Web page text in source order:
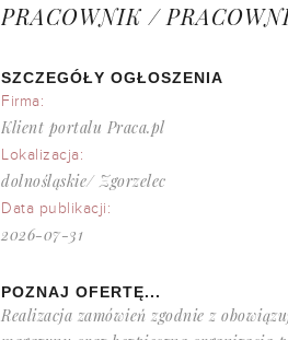
PRACOWNIK /
SZCZEGÓŁY OGŁOSZENIA
Firma:
Klient portalu Praca.pl
Lokalizacja:
dolnośląskie/ Zgorzelec
Data publikacji:
2026-07-31
POZNAJ OFERTĘ...
Realizacja zamówień zgodnie z